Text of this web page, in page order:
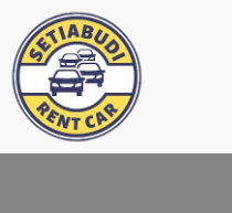
content